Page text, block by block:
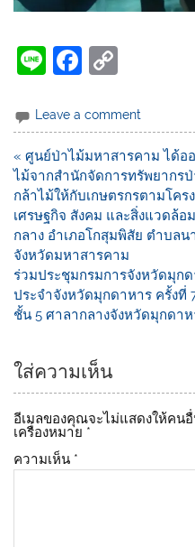
Li
e
F
c
e
b
o
o
k
p
y
Li
n
k
Leave a comment
« ศูนย์ป่าไม้มหาสารคาม ได้อ
ไม้จากสำนักจัดการทรัพยากร
กล้าไม้ให้กับเกษตรกรตามโคร
เศรษฐกิจ สังคม และสิ่งแวดล้
กลาง อำเภอโกสุมพิสัย ตำบลน
จังหวัดมหาสารคาม
ร่วมประชุมกรมการจังหวัดมุก
ประจำจังหวัดมุกดาหาร ครั้ง
ชั้น 5 ศาลากลางจังหวัดมุกดาห
ใส่ความเห็น
อีเมลของคุณจะไม่แสดงให้คน
เครื่องหมาย *
ความเห็น *